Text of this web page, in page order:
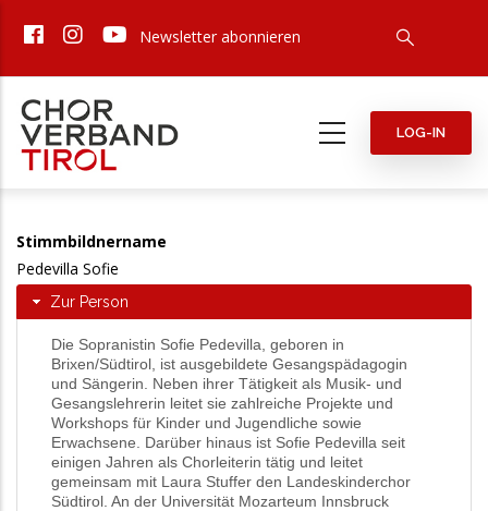
zum
Newsletter abonnieren
LOG-IN
Stimmbildnername
Pedevilla Sofie
Zur Person
Die Sopranistin Sofie Pedevilla, geboren in
Brixen/Südtirol, ist ausgebildete Gesangspädagogin
und Sängerin. Neben ihrer Tätigkeit als Musik- und
Gesangslehrerin leitet sie zahlreiche Projekte und
Workshops für Kinder und Jugendliche sowie
Erwachsene. Darüber hinaus ist Sofie Pedevilla seit
einigen Jahren als Chorleiterin tätig und leitet
gemeinsam mit Laura Stuffer den Landeskinderchor
Südtirol. An der Universität Mozarteum Innsbruck